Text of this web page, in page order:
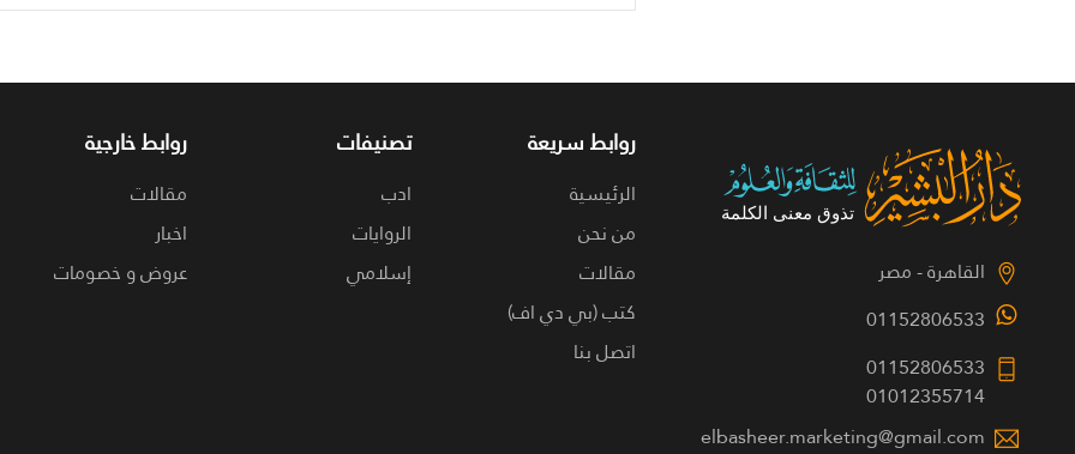
القاهرة - مصر
01152806533
01152806533
01012355714
elbasheer.marketing@gmail.com
روابط سريعة
الرئيسية
من نحن
مقالات
كتب (بي دي اف)
اتصل بنا
تصنيفات
ادب
الروايات
إسلامي
روابط خارجية
مقالات
اخبار
عروض و خصومات